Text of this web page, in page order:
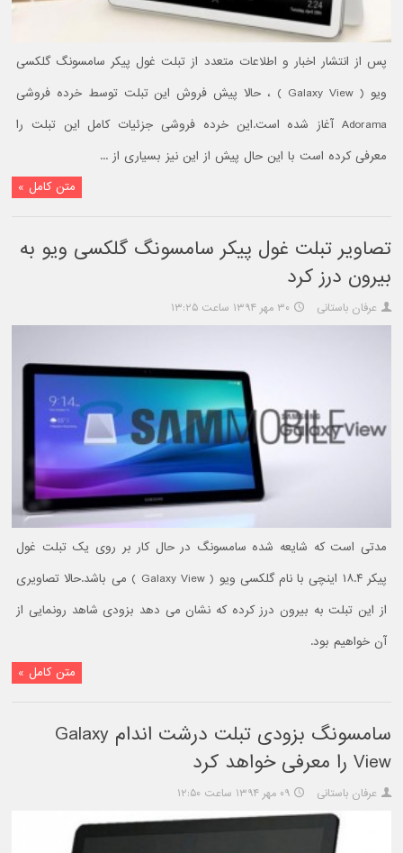
پس از انتشار اخبار و اطلاعات متعدد از تبلت غول پیکر سامسونگ گلکسی
ویو ( Galaxy View ) ، حالا پیش فروش این تبلت توسط خرده فروشی
Adorama آغاز شده است.این خرده فروشی جزئیات کامل این تبلت را
معرفی کرده است با این حال پیش از این نیز بسیاری از ...
متن کامل »
تصاویر تبلت غول پیکر سامسونگ گلکسی ویو به
بیرون درز کرد
عرفان باستانی ۳۰ مهر ۱۳۹۴ ساعت ۱۳:۲۵
مدتی است که شایعه شده سامسونگ در حال کار بر روی یک تبلت غول
پیکر ۱۸.۴ اینچی با نام گلکسی ویو ( Galaxy View ) می باشد.حالا تصاویری
از این تبلت به بیرون درز کرده که نشان می دهد بزودی شاهد رونمایی از
آن خواهیم بود.
متن کامل »
سامسونگ بزودی تبلت درشت اندام Galaxy
View را معرفی خواهد کرد
عرفان باستانی ۰۹ مهر ۱۳۹۴ ساعت ۱۲:۵۰